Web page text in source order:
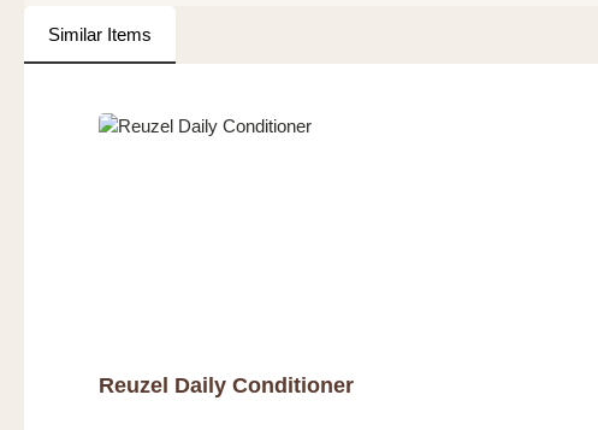
Similar Items
Reuzel Daily Conditioner